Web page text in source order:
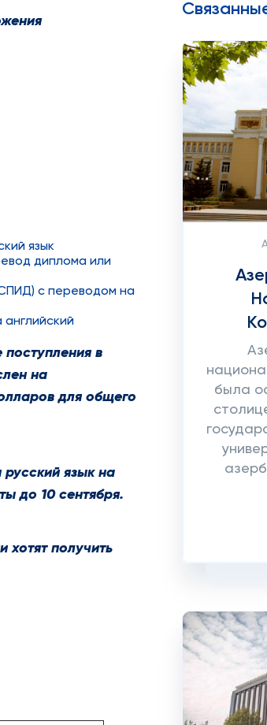
язык
диплома или
с переводом на
в
на
для общего
язык на
до 10 сентября.
хотят получить
была